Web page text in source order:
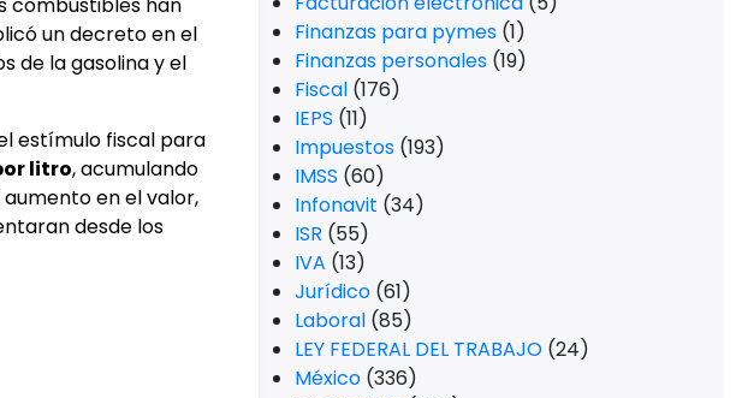
un decreto en el
de la gasolina y el
estímulo fiscal para
litro, acumulando
en el valor,
desde los
Finanzas para pymes (1)
Finanzas personales (19)
Fiscal (176)
IEPS (11)
Impuestos (193)
IMSS (60)
Infonavit (34)
ISR (55)
IVA (13)
Jurídico (61)
Laboral (85)
LEY FEDERAL DEL TRABAJO (24)
México (336)